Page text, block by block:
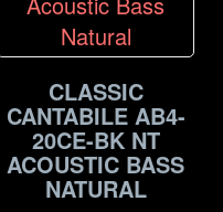
CLASSIC
CANTABILE AB4-
20CE-BK NT
ACOUSTIC BASS
NATURAL